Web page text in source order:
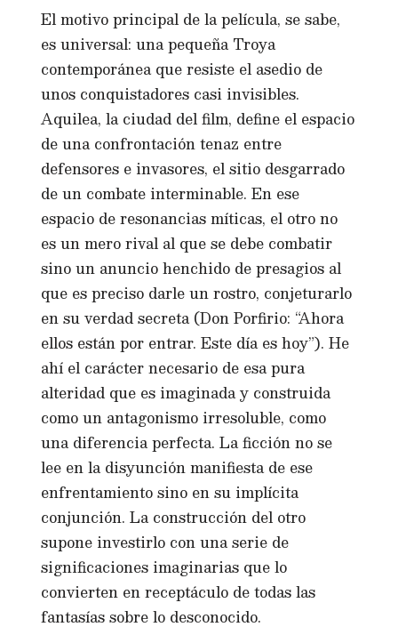
El motivo principal de la película, se sabe,
es universal: una pequeña Troya
contemporánea que resiste el asedio de
unos conquistadores casi invisibles.
Aquilea, la ciudad del film, define el espacio
de una confrontación tenaz entre
defensores e invasores, el sitio desgarrado
de un combate interminable. En ese
espacio de resonancias míticas, el otro no
es un mero rival al que se debe combatir
sino un anuncio henchido de presagios al
que es preciso darle un rostro, conjeturarlo
en su verdad secreta (Don Porfirio: “Ahora
ellos están por entrar. Este día es hoy”). He
ahí el carácter necesario de esa pura
alteridad que es imaginada y construida
como un antagonismo irresoluble, como
una diferencia perfecta. La ficción no se
lee en la disyunción manifiesta de ese
enfrentamiento sino en su implícita
conjunción. La construcción del otro
supone investirlo con una serie de
significaciones imaginarias que lo
convierten en receptáculo de todas las
fantasías sobre lo desconocido.